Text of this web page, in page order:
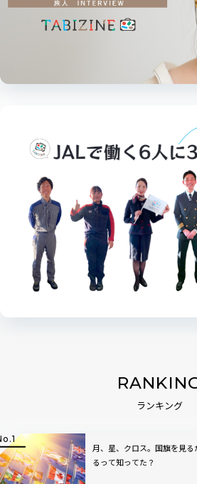
ランキング
月、星、クロス。国旗を見
るって知ってた？